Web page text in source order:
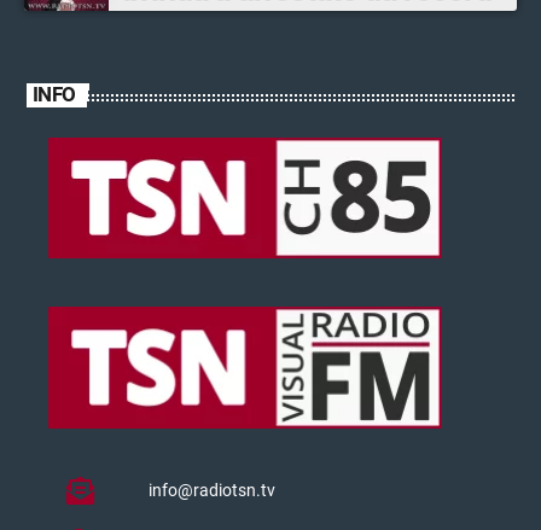
INFO
info@radiotsn.tv